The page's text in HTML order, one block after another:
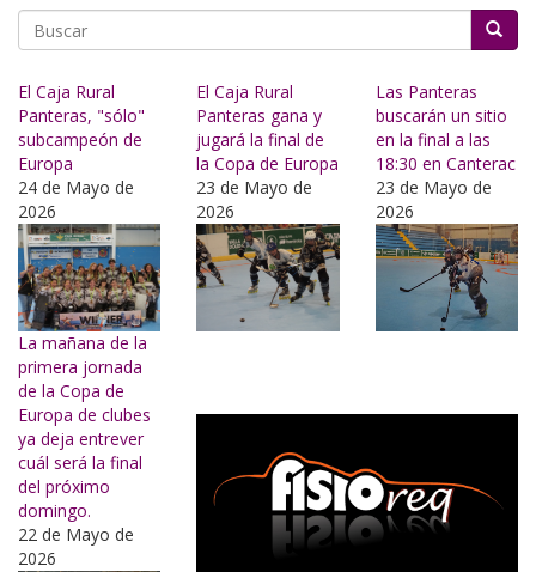
El Caja Rural
Panteras, "sólo"
subcampeón de
Europa
24 de Mayo de
2026
El Caja Rural
Panteras gana y
jugará la final de
la Copa de Europa
23 de Mayo de
2026
Las Panteras
buscarán un sitio
en la final a las
18:30 en Canterac
23 de Mayo de
2026
La mañana de la
primera jornada
de la Copa de
Europa de clubes
ya deja entrever
cuál será la final
del próximo
domingo.
22 de Mayo de
2026